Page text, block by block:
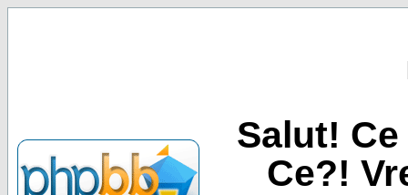
Salut!
Ce?!